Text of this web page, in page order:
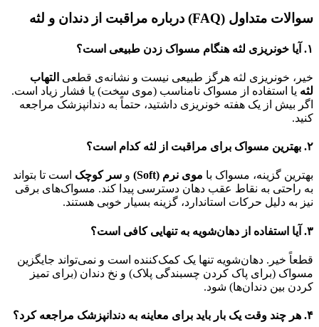
سوالات متداول (FAQ) درباره مراقبت از دندان و لثه
۱. آیا خونریزی لثه هنگام مسواک زدن طبیعی است؟
خیر، خونریزی لثه هرگز طبیعی نیست و نشانه‌ی قطعی التهاب
لثه یا استفاده از مسواک نامناسب (موی سخت) یا فشار زیاد است.
اگر بیش از یک هفته خونریزی داشتید، حتماً به دندانپزشک مراجعه
کنید.
۲. بهترین مسواک برای مراقبت از لثه کدام است؟
بهترین گزینه، مسواک با موی نرم (Soft) و سر کوچک است تا بتواند
به راحتی به نقاط عقب دهان دسترسی پیدا کند. مسواک‌های برقی
نیز به دلیل حرکات استاندارد، گزینه بسیار خوبی هستند.
۳. آیا استفاده از دهان‌شویه به تنهایی کافی است؟
قطعاً خیر. دهان‌شویه تنها یک کمک‌کننده است و نمی‌تواند جایگزین
مسواک (برای پاک کردن چسبندگی پلاک) و نخ دندان (برای تمیز
کردن بین دندان‌ها) شود.
۴. هر چند وقت یک بار باید برای معاینه به دندانپزشک مراجعه کرد؟